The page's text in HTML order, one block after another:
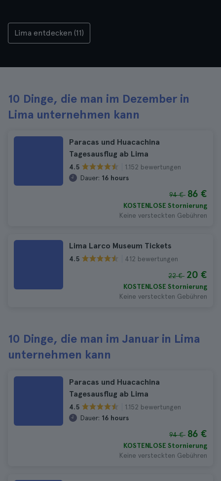
Lima entdecken (11)
10 Dinge, die man im Dezember in
Lima unternehmen kann
Paracas und Huacachina
Tagesausflug ab Lima
4.5
1.152 bewertungen
Dauer: 16 hours
94 € 86 €
KOSTENLOSE Stornierung
Keine versteckten Gebühren
Lima Larco Museum Tickets
4.5 412 bewertungen
22 € 20 €
KOSTENLOSE Stornierung
Keine versteckten Gebühren
10 Dinge, die man im Januar in Lima
unternehmen kann
Paracas und Huacachina
Tagesausflug ab Lima
4.5
1.152 bewertungen
Dauer: 16 hours
94 € 86 €
KOSTENLOSE Stornierung
Keine versteckten Gebühren